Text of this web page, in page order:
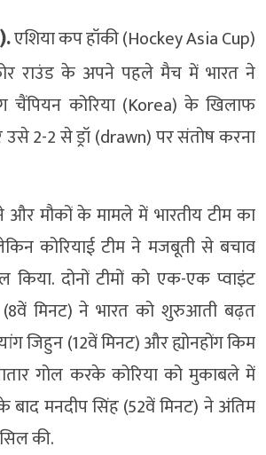
एशिया कप हॉकी (Hockey Asia Cup)
राउंड के अपने पहले मैच में भारत ने
चैंपियन कोरिया (Korea) के खिलाफ
2-2 से ड्रॉ (drawn) पर संतोष करना
मौकों के मामले में भारतीय टीम का
कोरियाई टीम ने मजबूती से बचाव
किया. दोनों टीमों को एक-एक प्वाइंट
(8वें मिनट) ने भारत को शुरुआती बढ़त
जिहुन (12वें मिनट) और ह्योनहोंग किम
गोल करके कोरिया को मुकाबले में
मनदीप सिंह (52वें मिनट) ने अंतिम
की.